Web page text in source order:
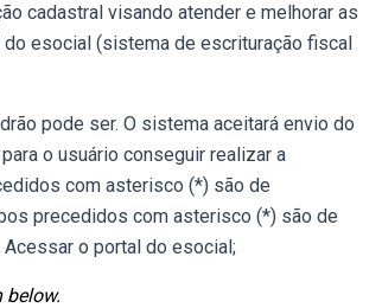
cadastral visando atender e melhorar as
esocial (sistema de escrituração fiscal
pode ser. O sistema aceitará envio do
o usuário conseguir realizar a
com asterisco (*) são de
precedidos com asterisco (*) são de
o portal do esocial;
below.